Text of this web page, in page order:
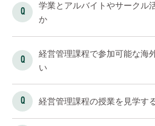
学業とアルバイトやサークル
か
経営管理課程で参加可能な海
い
経営管理課程の授業を見学す